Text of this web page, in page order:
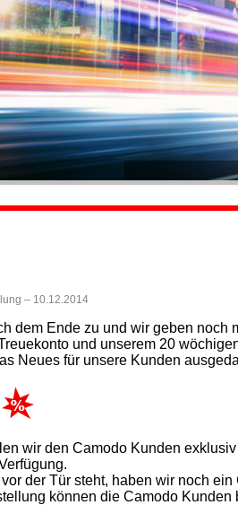
– 10.12.2014
dem Ende zu und wir geben noch
und unserem 20
Neues für unsere Kunden
wir den Camodo Kunden
der Tür steht, haben wir noch
können die Camodo Kunden